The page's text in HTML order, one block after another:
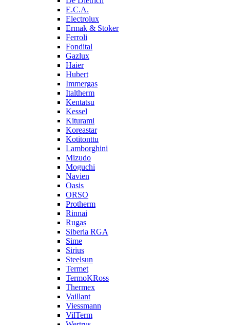
E.C.A.
Electrolux
Ermak & Stoker
Ferroli
Fondital
Gazlux
Haier
Hubert
Immergas
Italtherm
Kentatsu
Kessel
Kiturami
Koreastar
Kotitonttu
Lamborghini
Mizudo
Moguchi
Navien
Oasis
ORSO
Protherm
Rinnai
Rugas
Siberia RGA
Sime
Sirius
Steelsun
Termet
TermoKRoss
Thermex
Vaillant
Viessmann
VilTerm